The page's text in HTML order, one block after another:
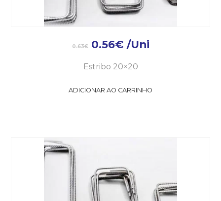
0.63€ 0.56€ /Uni
Estribo 20×20
ADICIONAR AO CARRINHO